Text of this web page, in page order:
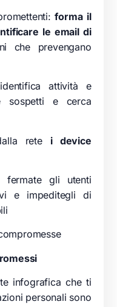
forma il
le email di
che prevengano
attività e
sospetti e cerca
rete i device
fermate gli utenti
e impeditegli di
infografica che ti
personali sono